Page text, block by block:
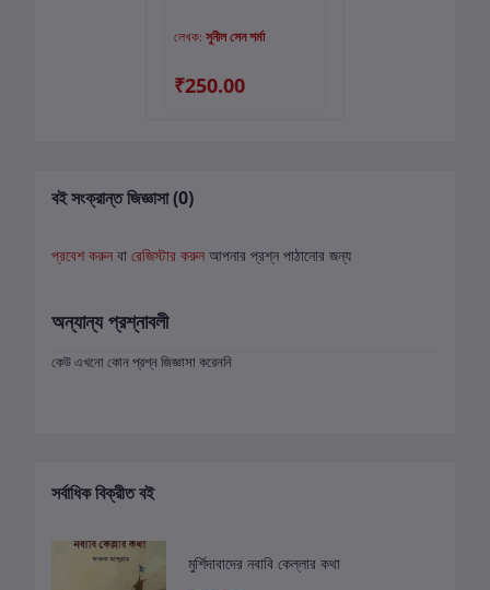
লেখক: সুনীল সেন শর্মা
₹250.00
বই সংক্রান্ত জিজ্ঞাসা (0)
প্রবেশ করুন বা রেজিস্টার করুন আপনার প্রশ্ন পাঠানোর জন্য
অন্যান্য প্রশ্নাবলী
কেউ এখনো কোন প্রশ্ন জিজ্ঞাসা করেননি
সর্বাধিক বিক্রীত বই
মুর্শিদাবাদের নবাবি কেল্লার কথা